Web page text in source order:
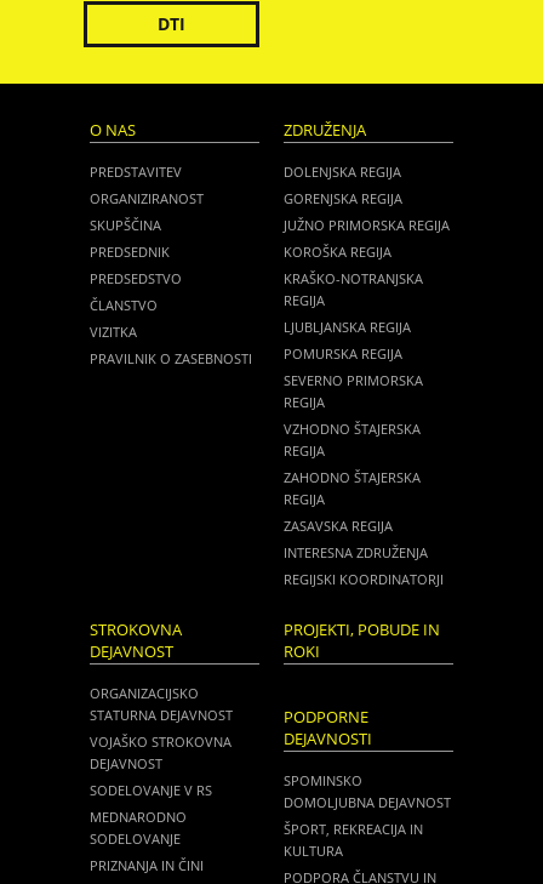
DTI
O NAS
PREDSTAVITEV
ORGANIZIRANOST
SKUPŠČINA
PREDSEDNIK
PREDSEDSTVO
ČLANSTVO
VIZITKA
PRAVILNIK O ZASEBNOSTI
ZDRUŽENJA
DOLENJSKA REGIJA
GORENJSKA REGIJA
JUŽNO PRIMORSKA REGIJA
KOROŠKA REGIJA
KRAŠKO-NOTRANJSKA
REGIJA
LJUBLJANSKA REGIJA
POMURSKA REGIJA
SEVERNO PRIMORSKA
REGIJA
VZHODNO ŠTAJERSKA
REGIJA
ZAHODNO ŠTAJERSKA
REGIJA
ZASAVSKA REGIJA
INTERESNA ZDRUŽENJA
REGIJSKI KOORDINATORJI
STROKOVNA
DEJAVNOST
ORGANIZACIJSKO
STATURNA DEJAVNOST
VOJAŠKO STROKOVNA
DEJAVNOST
SODELOVANJE V RS
MEDNARODNO
SODELOVANJE
PRIZNANJA IN ČINI
PROJEKTI, POBUDE IN
ROKI
PODPORNE
DEJAVNOSTI
SPOMINSKO
DOMOLJUBNA DEJAVNOST
ŠPORT, REKREACIJA IN
KULTURA
PODPORA ČLANSTVU IN